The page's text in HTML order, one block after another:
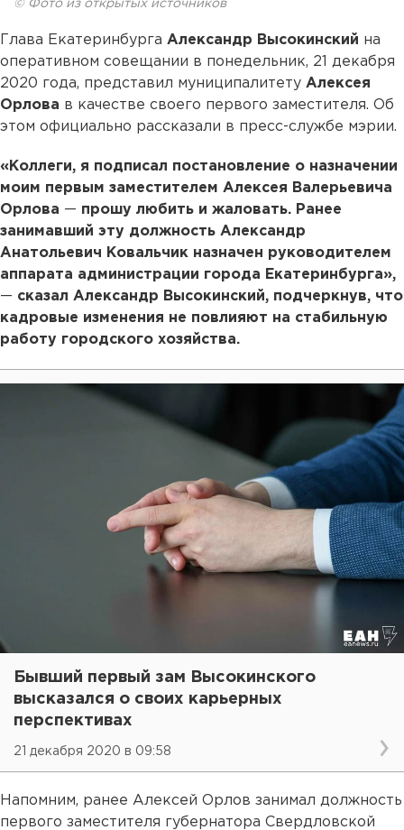
© Фото из открытых источников
Глава Екатеринбурга Александр Высокинский на
оперативном совещании в понедельник, 21 декабря
2020 года, представил муниципалитету Алексея
Орлова в качестве своего первого заместителя. Об
этом официально рассказали в пресс-службе мэрии.
«Коллеги, я подписал постановление о назначении
моим первым заместителем Алексея Валерьевича
Орлова — прошу любить и жаловать. Ранее
занимавший эту должность Александр
Анатольевич Ковальчик назначен руководителем
аппарата администрации города Екатеринбурга»,
— сказал Александр Высокинский, подчеркнув, что
кадровые изменения не повлияют на стабильную
работу городского хозяйства.
Бывший первый зам Высокинского
высказался о своих карьерных
перспективах
21 декабря 2020 в 09:58
Напомним, ранее Алексей Орлов занимал должность
первого заместителя губернатора Свердловской